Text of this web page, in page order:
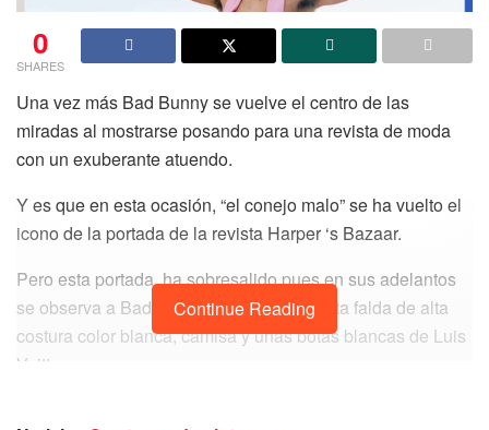
0
SHARES
Una vez más Bad Bunny se vuelve el centro de las
miradas al mostrarse posando para una revista de moda
con un exuberante atuendo.
Y es que en esta ocasión, “el conejo malo” se ha vuelto el
icono de la portada de la revista Harper ‘s Bazaar.
Pero esta portada, ha sobresalido pues en sus adelantos
se observa a Bad Bunny con una chaqueta falda de alta
costura color blanca, camisa y unas botas blancas de Luis
Vuitton.
Continue Reading